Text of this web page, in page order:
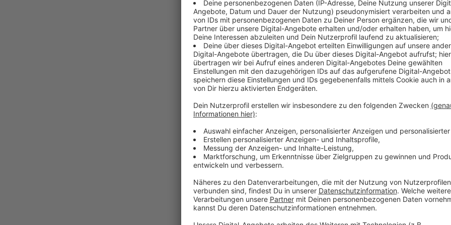
Veröffentlicht:Mittwoch, 24.01.2024 14:35
Anzeige
Von Null auf Potting: "Tiere
Anzeige
Es gibt diese Dinge im Leben, die können uns zur
Schneefall. Eiskratzen am frühen Morgen. Leute,
seltsame Wörter benutzen. Wo andere sich vor
ziehen oder ihren Kopf gegen die Wand hauen